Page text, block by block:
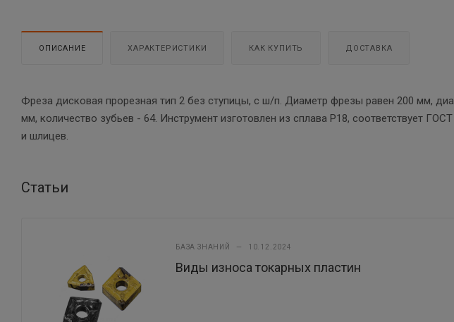
ОПИСАНИЕ ХАРАКТЕРИСТИКИ КАК КУПИТЬ ДОСТАВКА
Фреза дисковая прорезная тип 2 без ступицы, с ш/п. Диаметр фрезы равен 200 мм,
мм, количество зубьев - 64. Инструмент изготовлен из сплава Р18, соответствует
и шлицев.
Статьи
БАЗА ЗНАНИЙ — 10.12.2024
Виды износа токарных пластин